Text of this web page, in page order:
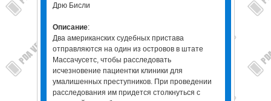
Дрю Бисли
Описание:
Два американских судебных пристава
отправляются на один из островов в штате
Массачусетс, чтобы расследовать
исчезновение пациентки клиники для
умалишенных преступников. При проведении
расследования им придется столкнуться с